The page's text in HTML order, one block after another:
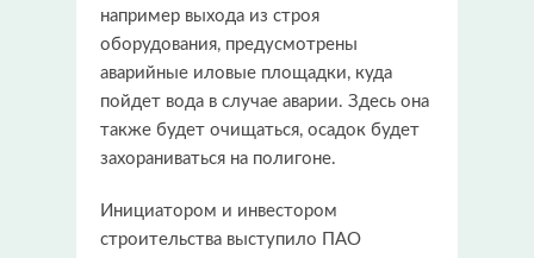
например выхода из строя
оборудования, предусмотрены
аварийные иловые площадки, куда
пойдет вода в случае аварии. Здесь она
также будет очищаться, осадок будет
захораниваться на полигоне.
Инициатором и инвестором
строительства выступило ПАО